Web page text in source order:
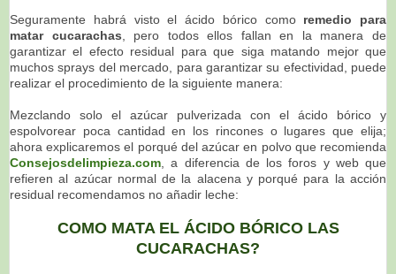
Seguramente habrá visto el ácido bórico como remedio para
matar cucarachas , pero todos ellos fallan en la manera de
garantizar el efecto residual para que siga matando mejor que
muchos sprays del mercado, para garantizar su efectividad, puede
realizar el procedimiento de la siguiente manera:
Mezclando solo el azúcar pulverizada con el ácido bórico y
espolvorear poca cantidad en los rincones o lugares que elija;
ahora explicaremos el porqué del azúcar en polvo que recomienda
Consejosdelimpieza.com , a diferencia de los foros y web que
refieren al azúcar normal de la alacena y porqué para la acción
residual recomendamos no añadir leche:
COMO MATA EL ÁCIDO BÓRICO LAS
CUCARACHAS?